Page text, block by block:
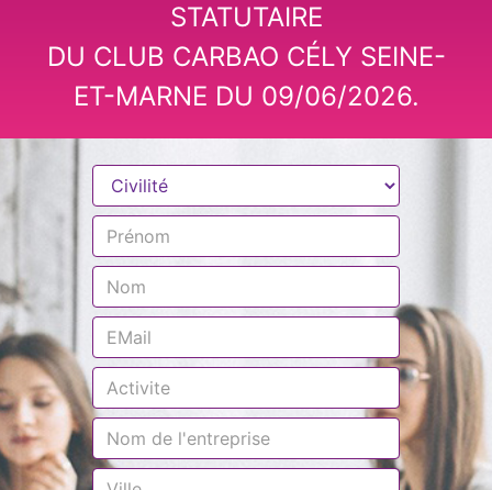
STATUTAIRE
DU CLUB CARBAO CÉLY SEINE-
ET-MARNE DU 09/06/2026.